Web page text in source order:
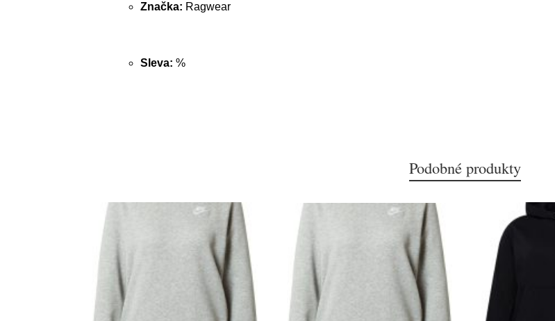
Značka: Ragwear
Sleva: %
Podobné produkty